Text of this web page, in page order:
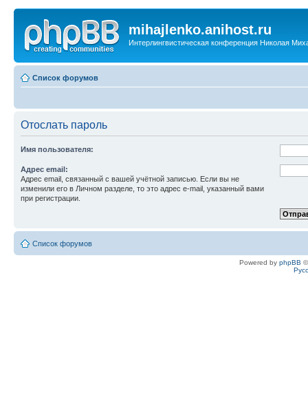
mihajlenko.anihost.ru
Интерлингвистическая конференция Николая
Список форумов
Отослать пароль
Имя пользователя:
Адрес email:
Адрес email, связанный с вашей учётной записью. Если вы не
изменили его в Личном разделе, то это адрес e-mail, указанный вами
при регистрации.
Список форумов
Powered by phpBB